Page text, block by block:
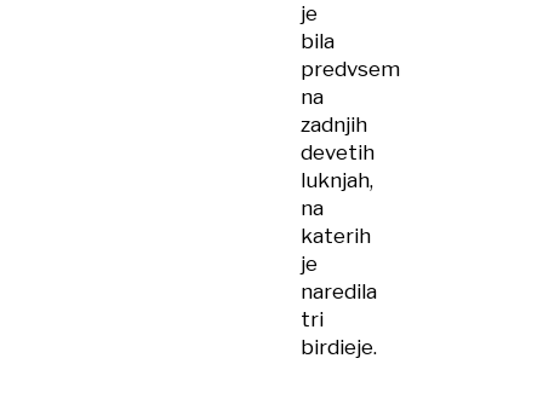
je
bila
predvsem
na
zadnjih
devetih
luknjah,
na
katerih
je
naredila
tri
birdieje.